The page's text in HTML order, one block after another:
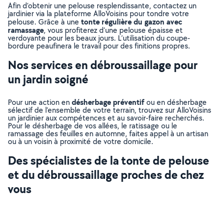
Afin d’obtenir une pelouse resplendissante, contactez un
jardinier via la plateforme AlloVoisins pour tondre votre
pelouse. Grâce à une tonte régulière du gazon avec
ramassage, vous profiterez d’une pelouse épaisse et
verdoyante pour les beaux jours. L’utilisation du coupe-
bordure peaufinera le travail pour des finitions propres.
Nos services en débroussaillage pour
un jardin soigné
Pour une action endésherbage préventifou en désherbage
sélectif de l’ensemble de votre terrain, trouvez sur AlloVoisins
un jardinier aux compétences et au savoir-faire recherchés.
Pour le désherbage de vos allées, le ratissage ou le
ramassage des feuilles en automne, faites appel à un artisan
ou à un voisin à proximité de votre domicile.
Des spécialistes de la tonte de pelouse
et du débroussaillage proches de chez
vous